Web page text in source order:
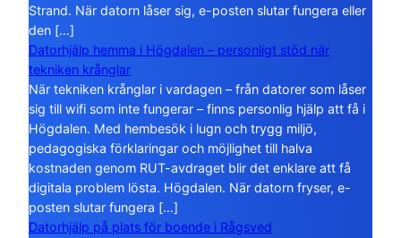
Strand. När datorn låser sig, e-posten slutar fungera eller
den […]
Datorhjälp hemma i Högdalen – personligt stöd när
tekniken krånglar
När tekniken krånglar i vardagen – från datorer som låser
sig till wifi som inte fungerar – finns personlig hjälp att få i
Högdalen. Med hembesök i lugn och trygg miljö,
pedagogiska förklaringar och möjlighet till halva
kostnaden genom RUT-avdraget blir det enklare att få
digitala problem lösta. Högdalen. När datorn fryser, e-
posten slutar fungera […]
Datorhjälp på plats för boende i Rågsved